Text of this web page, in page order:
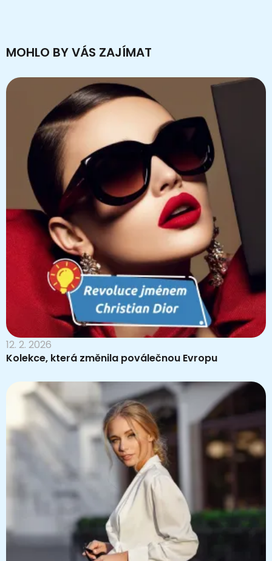
MOHLO BY VÁS ZAJÍMAT
12. 2. 2026
Kolekce, která změnila poválečnou Evropu